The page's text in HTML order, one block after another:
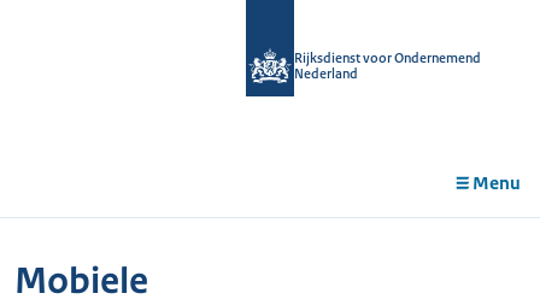
Rijksdienst voor Ondernemend
Nederland
Menu
Mobiele